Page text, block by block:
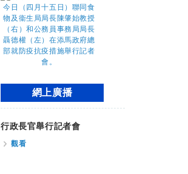
網上廣播
行政長官舉行記者會
觀看